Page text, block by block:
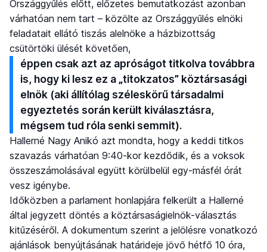
Országgyűlés előtt, előzetes bemutatkozást azonban
várhatóan nem tart – közölte az Országgyűlés elnöki
feladatait ellátó tiszás alelnöke a házbizottság
csütörtöki ülését követően,
éppen csak azt az apróságot titkolva továbbra
is, hogy ki lesz ez a „titokzatos” köztársasági
elnök (aki állítólag széleskörű társadalmi
egyeztetés során került kiválasztásra,
mégsem tud róla senki semmit).
Hallerné Nagy Anikó azt mondta, hogy a keddi titkos
szavazás várhatóan 9:40-kor kezdődik, és a voksok
összeszámolásával együtt körülbelül egy-másfél órát
vesz igénybe.
Időközben a parlament honlapjára felkerült a Hallerné
által jegyzett döntés a köztársaságielnök-választás
kitűzéséről. A dokumentum szerint a jelölésre vonatkozó
ajánlások benyújtásának határideje jövő hétfő 10 óra,